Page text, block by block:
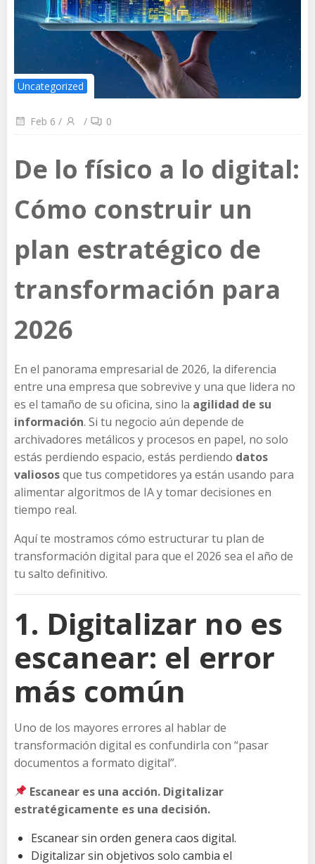
Uncategorized
Feb 6 / / 0
De lo físico a lo digital:
Cómo construir un
plan estratégico de
transformación para
2026
En el panorama empresarial de 2026, la diferencia
entre una empresa que sobrevive y una que lidera no
es el tamaño de su oficina, sino la agilidad de su
información. Si tu negocio aún depende de
archivadores metálicos y procesos en papel, no solo
estás perdiendo espacio, estás perdiendo datos
valiososque tus competidores ya están usando para
alimentar algoritmos de IA y tomar decisiones en
tiempo real.
Aquí te mostramos cómo estructurar tu plan de
transformación digital para que el 2026 sea el año de
tu salto definitivo.
1. Digitalizar no es
escanear: el error
más común
Uno de los mayores errores al hablar de
transformación digital es confundirla con “pasar
documentos a formato digital”.
Escanear es una acción. Digitalizar
estratégicamente es una decisión.
Escanear sin orden genera caos digital.
Digitalizar sin objetivos solo cambia el